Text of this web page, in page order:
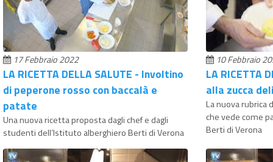
17 Febbraio 2022
LA RICETTA DELLA SALUTE - Involtino
di peperone rosso con baccalà e
patate
Una nuova ricetta proposta dagli chef e dagli
studenti dell’Istituto alberghiero Berti di Verona
10 Febbraio
LA RICETTA
alla zucca
La nuova rubrica
che vede come
Berti di Verona